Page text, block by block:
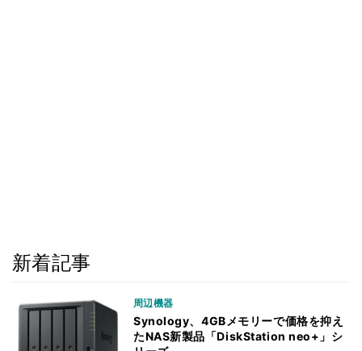
新着記事
周辺機器
Synology、4GBメモリーで価格を抑え
たNAS新製品「DiskStation neo+」シ